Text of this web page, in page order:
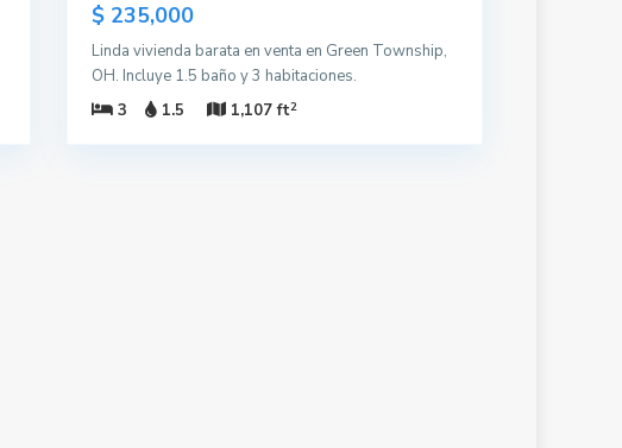
$ 235,000
Linda vivienda barata en venta en Green Township,
OH. Incluye 1.5 baño y 3 habitaciones.
3
1.5 1,107 ft2